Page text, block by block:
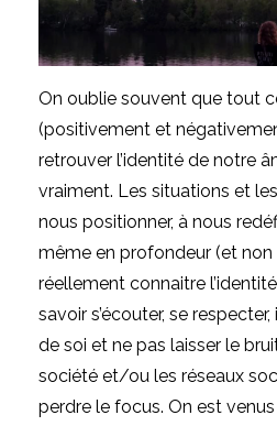
On oublie souvent que tout
(positivement et
retrouver l’identité de notre
vraiment. Les situations et
nous positionner, à nous
même en profondeur (et non
réellement connaitre
savoir s’écouter, se
de soi et ne pas laisser le
société et/ou les réseaux
perdre le focus. On est